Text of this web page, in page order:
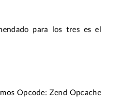
para los tres es el
Opcode: Zend Opcache